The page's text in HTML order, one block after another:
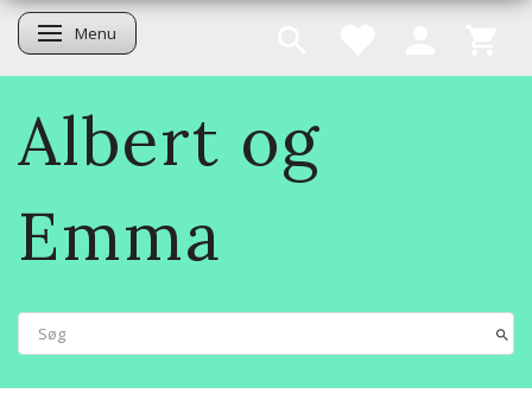
Skifte navigation
Menu
Albert og
Emma